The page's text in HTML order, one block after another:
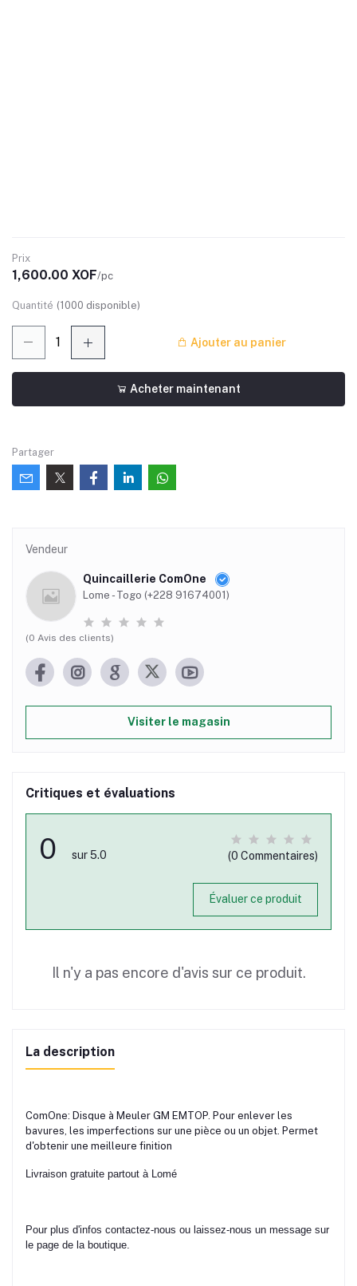
Prix
1,600.00 XOF/pc
Quantité (1000 disponible)
Ajouter au panier
Acheter maintenant
Partager
Vendeur
Quincaillerie ComOne
Lome - Togo (+228 91674001)
(0 Avis des clients)
Visiter le magasin
Critiques et évaluations
0 sur 5.0 (0 Commentaires)
Évaluer ce produit
Il n'y a pas encore d'avis sur ce produit.
La description
ComOne: Disque à Meuler GM EMTOP. Pour enlever les
bavures, les imperfections sur une pièce ou un objet. Permet
d'obtenir une meilleure finition
Livraison gratuite partout à Lomé
Pour plus d'infos contactez-nous ou laissez-nous un message sur
le page de la boutique.